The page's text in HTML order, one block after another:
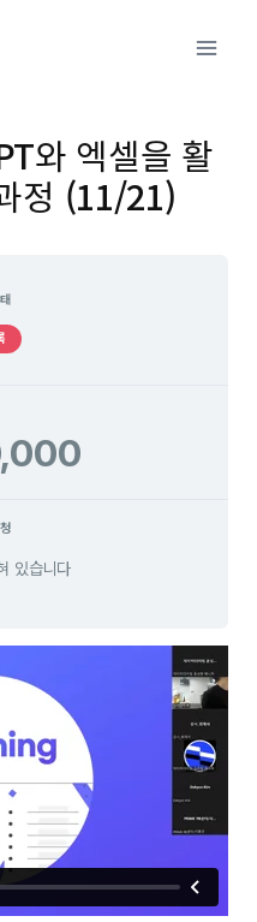
와 엑셀을 활
정 (11/21)
있습니다